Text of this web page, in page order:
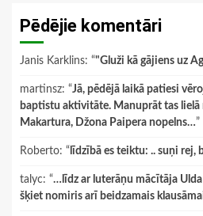
Pēdējie komentāri
Janis Karklins: “"Gluži kā gājiens uz
martinsz: “Jā, pēdējā laikā patiesi
baptistu aktivitāte. Manuprāt tas lielā
Makartura, Džona Paipera nopelns…”
Roberto: “ līdzībā es teiktu: .. suņi rej,
talyc: “…līdz ar luterāņu mācītāja
šķiet nomiris arī beidzamais